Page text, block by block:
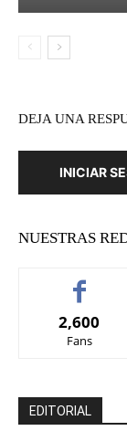
DEJA UNA
INICIAR
NUESTRAS
2,600
Fans
EDITORIAL